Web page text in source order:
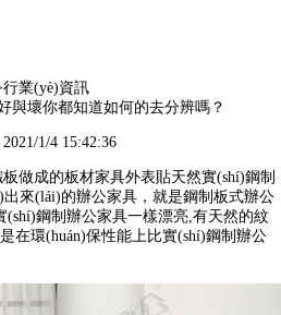
行業(yè)資訊
壞你都知道如何的去分辨嗎？
1/4 15:42:36
做成的板材家具外表貼天然實(shí)鋼制
來(lái)的辦公家具，就是鋼制板式辦公
實(shí)鋼制辦公家具一樣漂亮,有天然的紋
是在環(huán)保性能上比實(shí)鋼制辦公